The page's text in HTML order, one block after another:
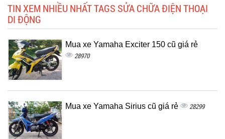
TIN XEM NHIỀU NHẤT TAGS SỬA CHỮA ĐIỆN THOẠI
DI ĐỘNG
Mua xe Yamaha Exciter 150 cũ giá rẻ
28970
Mua xe Yamaha Sirius cũ giá rẻ 28299